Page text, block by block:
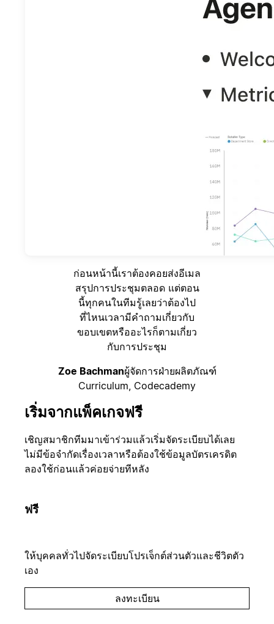
ก่อนหน้านี้เราต้องคอยส่งอีเมล
สรุปการประชุมตลอด แต่ตอน
นี้ทุกคนในทีมรู้เลยว่าต้องไป
ที่ไหนเวลามีคำถามเกี่ยวกับ
ขอบเขตหรืออะไรก็ตามเกี่ยว
กับการประชุม
Zoe Bachmanผู้จัดการฝ่ายผลิตภัณฑ์
Curriculum, Codecademy
เริ่มจากแพ็คเกจฟรี
เชิญสมาชิกทีมมาเข้าร่วมแล้วเริ่มจัดระเบียบได้เลย
ไม่มีข้อจำกัดเรื่องเวลาหรือต้องใช้ข้อมูลบัตรเครดิต
ลองใช้ก่อนแล้วค่อยจ่ายทีหลัง
ฟรี
ให้บุคคลทั่วไปจัดระเบียบโปรเจ็กต์ส่วนตัวและชีวิตตัว
เอง
ลงทะเบียน